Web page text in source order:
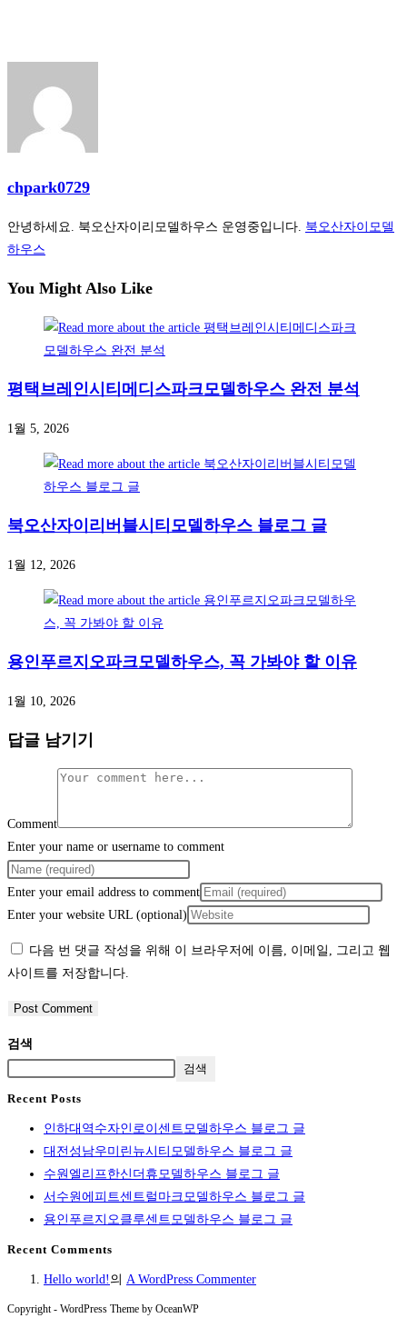
chpark0729
안녕하세요. 북오산자이리모델하우스 운영중입니다. 북오산자이모델
하우스
You Might Also Like
평택브레인시티메디스파크모델하우스 완전 분석
1월 5, 2026
북오산자이리버블시티모델하우스 블로그 글
1월 12, 2026
용인푸르지오파크모델하우스, 꼭 가봐야 할 이유
1월 10, 2026
답글 남기기
Comment
Enter your name or username to comment
Enter your email address to comment
Enter your website URL (optional)
다음 번 댓글 작성을 위해 이 브라우저에 이름, 이메일, 그리고 웹
사이트를 저장합니다.
검색
검색
Recent Posts
인하대역수자인로이센트모델하우스 블로그 글
대전성남우미린뉴시티모델하우스 블로그 글
수원엘리프한신더휴모델하우스 블로그 글
서수원에피트센트럴마크모델하우스 블로그 글
용인푸르지오클루센트모델하우스 블로그 글
Recent Comments
Hello world! 의 A WordPress Commenter
Copyright - WordPress Theme by OceanWP